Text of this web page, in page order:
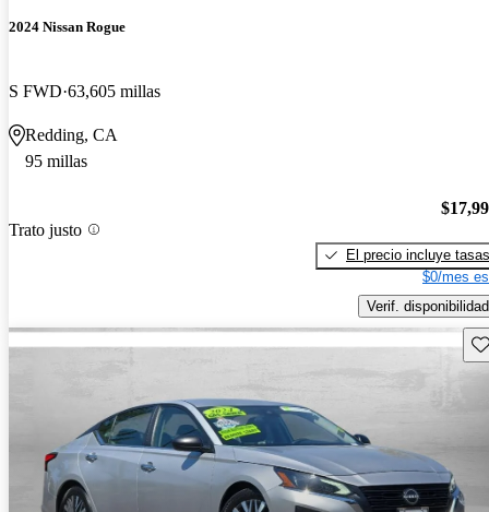
2024 Nissan Rogue
S FWD 63,605 millas
Redding, CA
95 millas
Trato justo
El precio incluye tasas
$0/mes
Verif. disponibilidad